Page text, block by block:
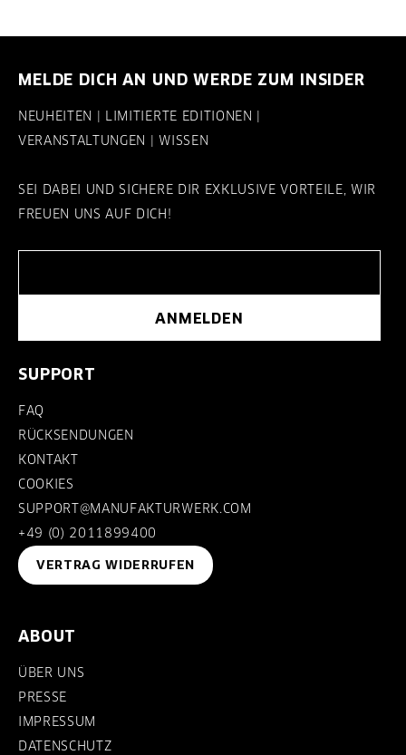
MELDE DICH AN UND WERDE ZUM INSIDER
NEUHEITEN | LIMITIERTE EDITIONEN |
VERANSTALTUNGEN | WISSEN
SEI DABEI UND SICHERE DIR EXKLUSIVE VORTEILE, WIR
FREUEN UNS AUF DICH!
ANMELDEN
SUPPORT
FAQ
RÜCKSENDUNGEN
KONTAKT
COOKIES
SUPPORT@MANUFAKTURWERK.COM
+49 (0) 2011899400
VERTRAG WIDERRUFEN
ABOUT
ÜBER UNS
PRESSE
IMPRESSUM
DATENSCHUTZ